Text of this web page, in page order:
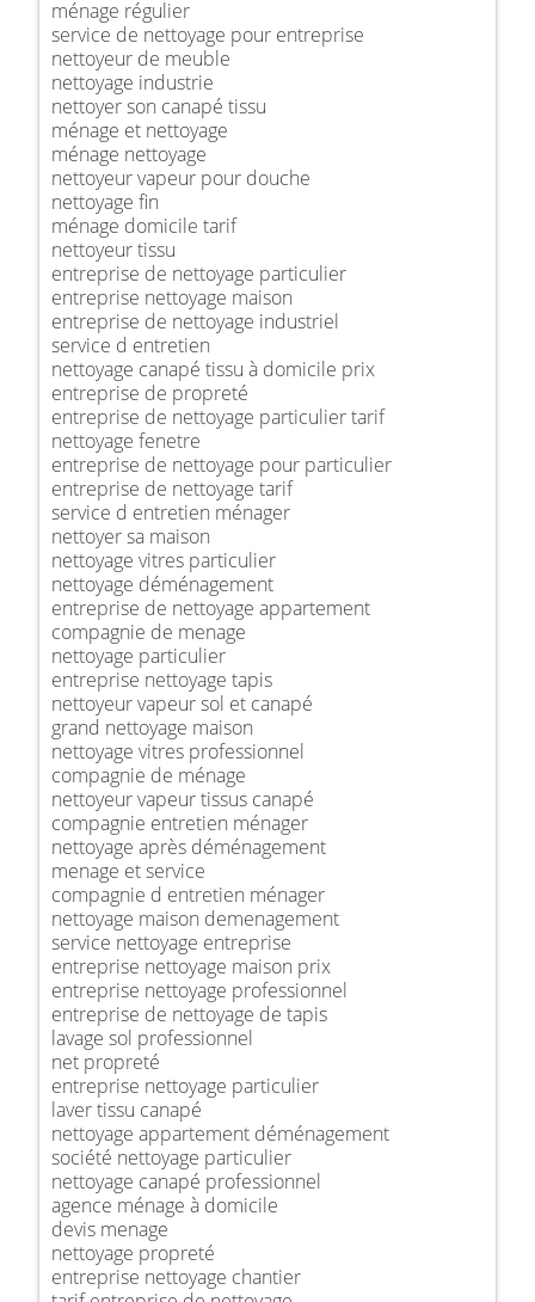
ménage régulier
service de nettoyage pour entreprise
nettoyeur de meuble
nettoyage industrie
nettoyer son canapé tissu
ménage et nettoyage
ménage nettoyage
nettoyeur vapeur pour douche
nettoyage fin
ménage domicile tarif
nettoyeur tissu
entreprise de nettoyage particulier
entreprise nettoyage maison
entreprise de nettoyage industriel
service d entretien
nettoyage canapé tissu à domicile prix
entreprise de propreté
entreprise de nettoyage particulier tarif
nettoyage fenetre
entreprise de nettoyage pour particulier
entreprise de nettoyage tarif
service d entretien ménager
nettoyer sa maison
nettoyage vitres particulier
nettoyage déménagement
entreprise de nettoyage appartement
compagnie de menage
nettoyage particulier
entreprise nettoyage tapis
nettoyeur vapeur sol et canapé
grand nettoyage maison
nettoyage vitres professionnel
compagnie de ménage
nettoyeur vapeur tissus canapé
compagnie entretien ménager
nettoyage après déménagement
menage et service
compagnie d entretien ménager
nettoyage maison demenagement
service nettoyage entreprise
entreprise nettoyage maison prix
entreprise nettoyage professionnel
entreprise de nettoyage de tapis
lavage sol professionnel
net propreté
entreprise nettoyage particulier
laver tissu canapé
nettoyage appartement déménagement
société nettoyage particulier
nettoyage canapé professionnel
agence ménage à domicile
devis menage
nettoyage propreté
entreprise nettoyage chantier